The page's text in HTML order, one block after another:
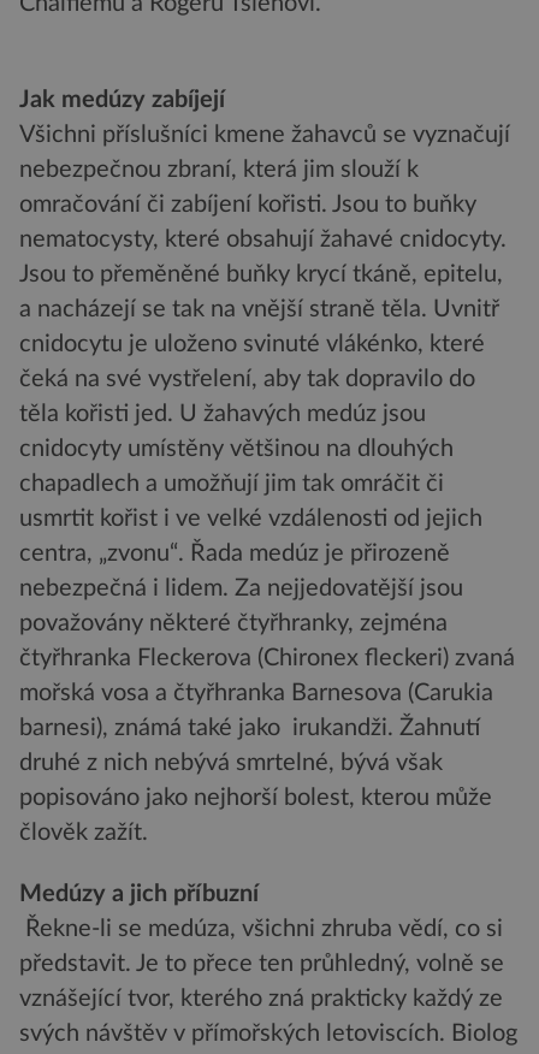
Jak medúzy zabíjejí
Všichni příslušníci kmene žahavců se vyznačují
nebezpečnou zbraní, která jim slouží k
omračování či zabíjení kořisti. Jsou to buňky
nematocysty, které obsahují žahavé cnidocyty.
Jsou to přeměněné buňky krycí tkáně, epitelu,
a nacházejí se tak na vnější straně těla. Uvnitř
cnidocytu je uloženo svinuté vlákénko, které
čeká na své vystřelení, aby tak dopravilo do
těla kořisti jed. U žahavých medúz jsou
cnidocyty umístěny většinou na dlouhých
chapadlech a umožňují jim tak omráčit či
usmrtit kořist i ve velké vzdálenosti od jejich
centra, „zvonu“. Řada medúz je přirozeně
nebezpečná i lidem. Za nejjedovatější jsou
považovány některé čtyřhranky, zejména
čtyřhranka Fleckerova (Chironex fleckeri) zvaná
mořská vosa a čtyřhranka Barnesova (Carukia
barnesi), známá také jako irukandži. Žahnutí
druhé z nich nebývá smrtelné, bývá však
popisováno jako nejhorší bolest, kterou může
člověk zažít.
Medúzy a jich příbuzní
Řekne-li se medúza, všichni zhruba vědí, co si
představit. Je to přece ten průhledný, volně se
vznášející tvor, kterého zná prakticky každý ze
svých návštěv v přímořských letoviscích. Biolog